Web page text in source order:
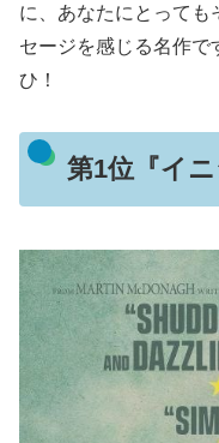
に、あなたにとっても
セージを感じる名作
ひ！
第1位『イ